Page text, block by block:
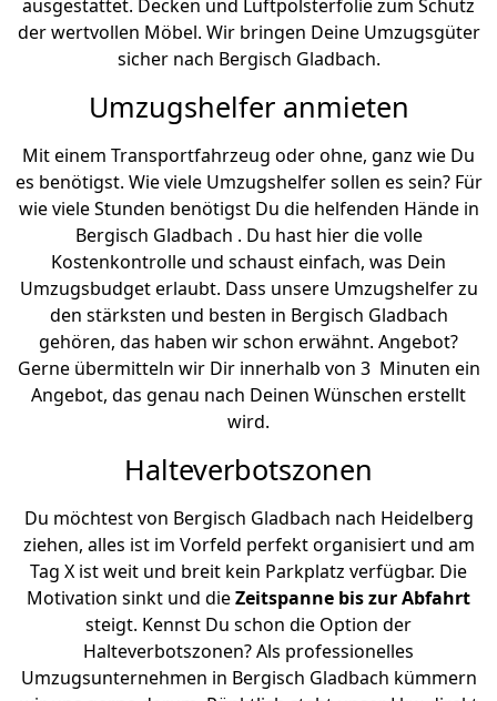
ausgestattet. Decken und Luftpolsterfolie zum Schutz
der wertvollen Möbel. Wir bringen Deine Umzugsgüter
sicher nach Bergisch Gladbach.
Umzugshelfer anmieten
Mit einem Transportfahrzeug oder ohne, ganz wie Du
es benötigst. Wie viele Umzugshelfer sollen es sein? Für
wie viele Stunden benötigst Du die helfenden Hände in
Bergisch Gladbach . Du hast hier die volle
Kostenkontrolle und schaust einfach, was Dein
Umzugsbudget erlaubt. Dass unsere Umzugshelfer zu
den stärksten und besten in Bergisch Gladbach
gehören, das haben wir schon erwähnt. Angebot?
Gerne übermitteln wir Dir innerhalb von 3 Minuten ein
Angebot, das genau nach Deinen Wünschen erstellt
wird.
Halteverbotszonen
Du möchtest von Bergisch Gladbach nach Heidelberg
ziehen, alles ist im Vorfeld perfekt organisiert und am
Tag X ist weit und breit kein Parkplatz verfügbar. Die
Motivation sinkt und dieZeitspanne bis zur Abfahrt
steigt. Kennst Du schon die Option der
Halteverbotszonen? Als professionelles
Umzugsunternehmen in Bergisch Gladbach kümmern